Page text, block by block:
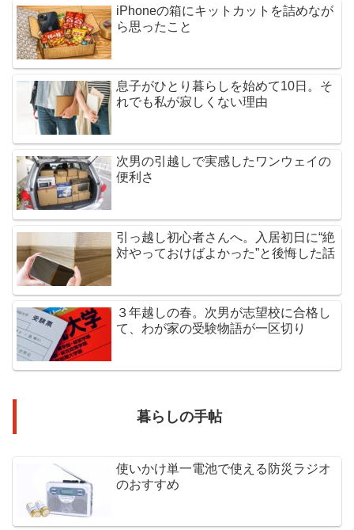
iPhoneの箱にキットカットを詰めなが
ら思ったこと
息子がひとり暮らしを始めて10日。そ
れでも私が寂しくない理由
次男の引越しで実感したワンウェイの
便利さ
引っ越し初心者さんへ。入居初日に“絶
対やっておけばよかった”と後悔した話
３年越しの春。次男が志望校に合格し
て、わが家の受験物語が一区切り
暮らしの手帖
使いかけ単一電池で使える防災ラジオ
のおすすめ